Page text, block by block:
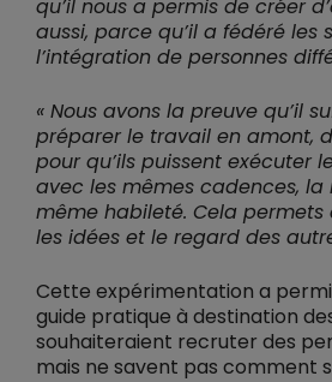
qu’il nous a permis de créer
aussi, parce qu’il a fédéré les
l’intégration de personnes
« Nous avons la preuve qu’il
préparer le travail en amont,
pour qu’ils puissent exécuter
avec les mêmes cadences,
même habileté. Cela permets
les idées et le regard des
Cette expérimentation a
guide pratique à destination
souhaiteraient recruter des
mais ne savent pas comment